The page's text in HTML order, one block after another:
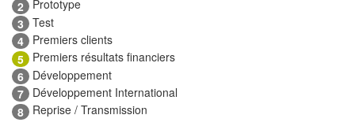
2
Prototype
3 Test
4 Premiers clients
5 Premiers résultats financiers
6 Développement
7 Développement International
8 Reprise / Transmission